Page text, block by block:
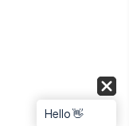
Hello 👋